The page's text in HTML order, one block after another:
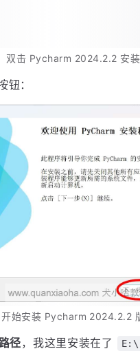
双击 Pycharm 2024.2.2 安
钮：
开始安装 Pycharm 2024.2.2
径，我这里安装在了 E:\